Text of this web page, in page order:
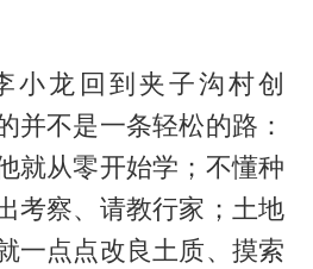
小龙回到夹子沟村创
并不是一条轻松的路：
就从零开始学；不懂种
考察、请教行家；土地
一点点改良土质、摸索